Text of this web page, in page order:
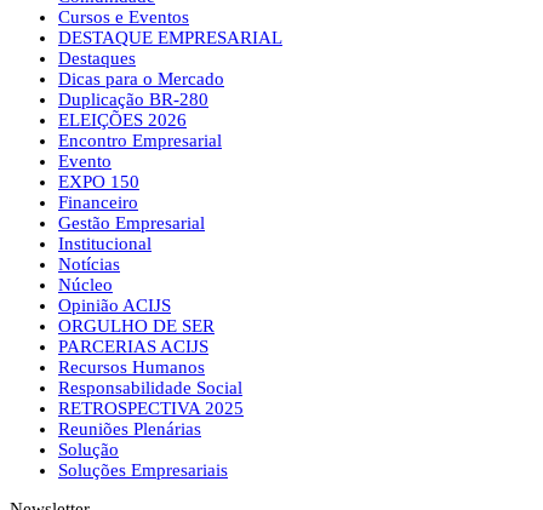
Cursos e Eventos
DESTAQUE EMPRESARIAL
Destaques
Dicas para o Mercado
Duplicação BR-280
ELEIÇÕES 2026
Encontro Empresarial
Evento
EXPO 150
Financeiro
Gestão Empresarial
Institucional
Notícias
Núcleo
Opinião ACIJS
ORGULHO DE SER
PARCERIAS ACIJS
Recursos Humanos
Responsabilidade Social
RETROSPECTIVA 2025
Reuniões Plenárias
Solução
Soluções Empresariais